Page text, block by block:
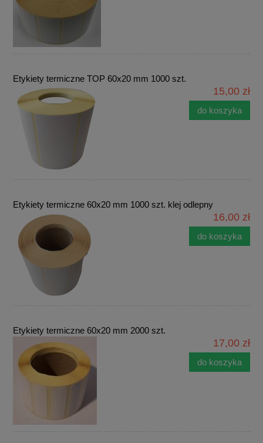
Etykiety termiczne TOP 60x20 mm 1000 szt.
15,00 zł
do koszyka
Etykiety termiczne 60x20 mm 1000 szt. klej odlepny
16,00 zł
do koszyka
Etykiety termiczne 60x20 mm 2000 szt.
17,00 zł
do koszyka